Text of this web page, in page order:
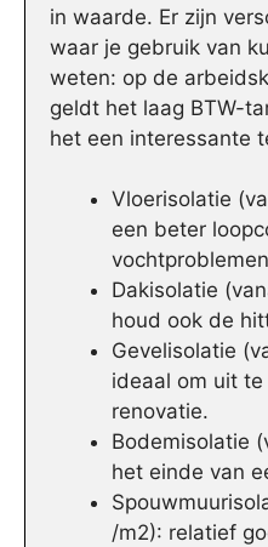
in waarde. Er zijn
waar je gebruik van
weten: op de
geldt het laag BTW-
het een interessante
Vloerisolatie
een beter
Dakisolatie
houd ook de
Gevelisolatie
ideaal om uit
renovatie.
Bodemisolatie
het einde van
/m2): relatief